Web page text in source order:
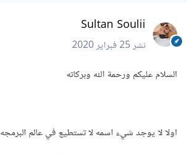
Sultan Soulii
نشر25 فبراير 2020
السلام عليكم ورحمة الله وبركاته
اولا لا يوجد شيء اسمه لا تستطيع في عالم البرمجه